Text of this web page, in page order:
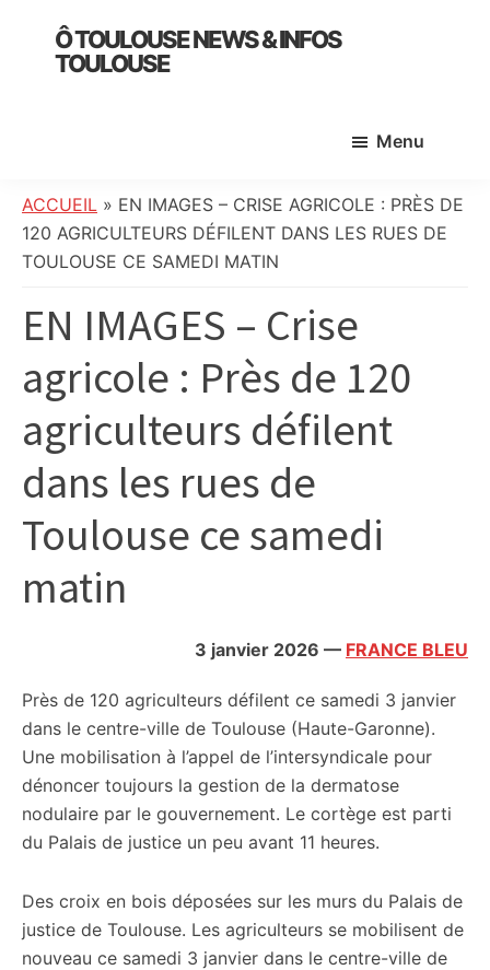
primary
Ô TOULOUSE NEWS & INFOS
TOULOUSE
:
info
locale,
culture,
politique,
météo,
faits
divers
et
initiatives
citoyennes
Menu
ACCUEIL » EN IMAGES – CRISE AGRICOLE : PRÈS DE
120 AGRICULTEURS DÉFILENT DANS LES RUES DE
TOULOUSE CE SAMEDI MATIN
EN IMAGES – Crise
agricole : Près de 120
agriculteurs défilent
dans les rues de
Toulouse ce samedi
matin
3 janvier 2026 — FRANCE BLEU
Près de 120 agriculteurs défilent ce samedi 3 janvier
dans le centre-ville de Toulouse (Haute-Garonne).
Une mobilisation à l’appel de l’intersyndicale pour
dénoncer toujours la gestion de la dermatose
nodulaire par le gouvernement. Le cortège est parti
du Palais de justice un peu avant 11 heures.
Des croix en bois déposées sur les murs du Palais de
justice de Toulouse. Les agriculteurs se mobilisent de
nouveau ce samedi 3 janvier dans le centre-ville de